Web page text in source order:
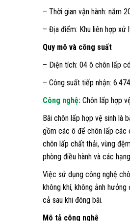
– Thời gian vận hành: năm
– Địa điểm: Khu liên hợp xử
Quy mô và công suất
– Diện tích: 04 ô chôn lấp
– Công suất tiếp nhận:
Công nghệ: Chôn lấp hợp
Bãi chôn lấp hợp vệ sinh là
gồm các ô để chôn lấp các
chôn lấp chất thải, vùng
phòng điều hành và các
Việc sử dụng công nghệ
không khí, không ảnh
cả sau khi đóng bãi.
Mô tả công nghệ